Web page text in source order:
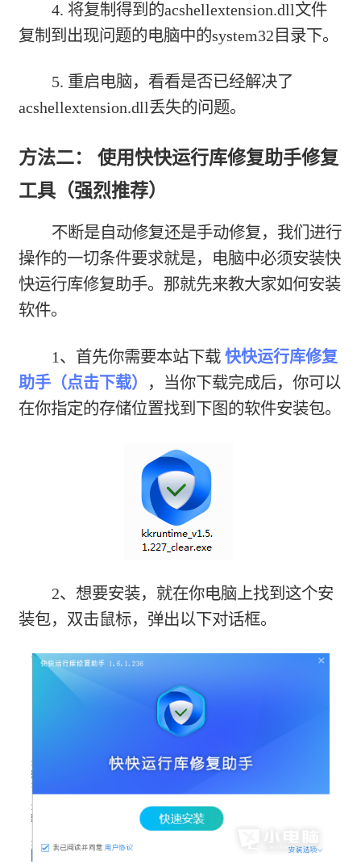
4. 将复制得到的acshellextension.dll文件
复制到出现问题的电脑中的system32目录下。
5. 重启电脑，看看是否已经解决了
acshellextension.dll丢失的问题。
方法二： 使用快快运行库修复助手修复
工具（强烈推荐）
不断是自动修复还是手动修复，我们进行
操作的一切条件要求就是，电脑中必须安装快
快运行库修复助手。那就先来教大家如何安装
软件。
1、首先你需要本站下载 快快运行库修复
助手（点击下载）
，当你下载完成后，你可以
在你指定的存储位置找到下图的软件安装包。
2、想要安装，就在你电脑上找到这个安
装包，双击鼠标，弹出以下对话框。